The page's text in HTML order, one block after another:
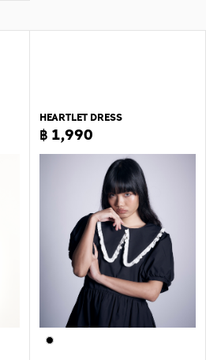
HEARTLET DRESS
฿ 1,990